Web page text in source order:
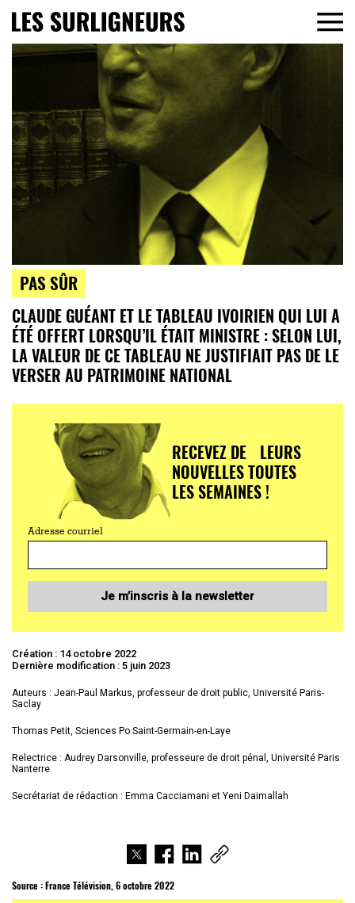
PAS SÛR
CLAUDE GUÉANT ET LE TABLEAU IVOIRIEN QUI LUI A
ÉTÉ OFFERT LORSQU’IL ÉTAIT MINISTRE : SELON LUI,
LA VALEUR DE CE TABLEAU NE JUSTIFIAIT PAS DE LE
VERSER AU PATRIMOINE NATIONAL
RECEVEZ DE LEURS
NOUVELLES TOUTES
LES SEMAINES !
Adresse courriel
Je m’inscris à la newsletter
Création : 14 octobre 2022
Dernière modification : 5 juin 2023
Auteurs : Jean-Paul Markus, professeur de droit public, Université Paris-
Saclay
Thomas Petit, Sciences Po Saint-Germain-en-Laye
Relectrice : Audrey Darsonville, professeure de droit pénal, Université Paris
Nanterre
Secrétariat de rédaction : Emma Cacciamani et Yeni Daimallah
Source :France Télévision, 6 octobre 2022